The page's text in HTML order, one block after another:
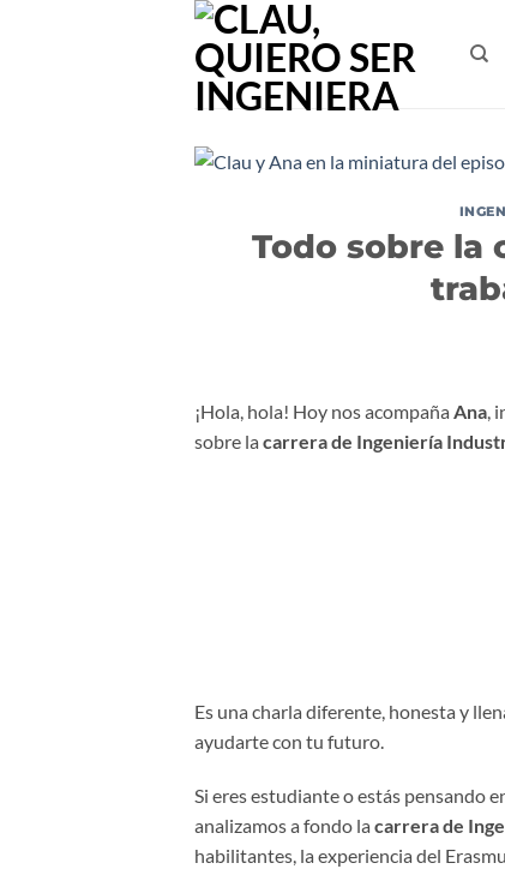
Todo sobre la
¡Hola, hola! Hoy nos acompaña Ana,
sobre la carrera de Ingeniería
Es una charla diferente, honesta y
ayudarte con tu futuro.
Si eres estudiante o estás pensando
analizamos a fondo la carrera de
habilitantes, la experiencia del